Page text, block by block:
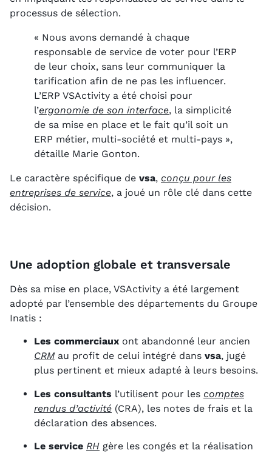
processus de sélection.
« Nous avons demandé à chaque
responsable de service de voter pour l’ERP
de leur choix, sans leur communiquer la
tarification afin de ne pas les influencer.
L’ERP VSActivity a été choisi pour
l’ergonomie de son interface, la simplicité
de sa mise en place et le fait qu’il soit un
ERP métier, multi-société et multi-pays »,
détaille Marie Gonton.
Le caractère spécifique de vsa, conçu pour les
entreprises de service, a joué un rôle clé dans cette
décision.
Une adoption globale et transversale
Dès sa mise en place, VSActivity a été largement
adopté par l’ensemble des départements du Groupe
Inatis :
Les commerciaux ont abandonné leur ancien
CRM au profit de celui intégré dans vsa, jugé
plus pertinent et mieux adapté à leurs besoins.
Les consultants l’utilisent pour les comptes
rendus d’activité (CRA), les notes de frais et la
déclaration des absences.
Le service RH gère les congés et la réalisation